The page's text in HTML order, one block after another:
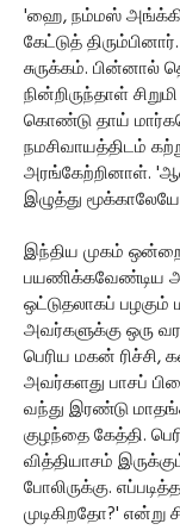
'ஹை, நம்மஸ்
கேட்டுத்
சுருக்கம். பின்னால்
நின்றிருந்தாள்
கொண்டு தாய்
நமசிவாயத்திடம்
அரங்கேற்றினாள்.
இழுத்து
இந்திய முகம்
பயணிக்கவேண்டிய
ஒட்டுதலாகப் பழகும்
அவர்களுக்கு ஒரு
பெரிய மகன் ரிச்சி,
அவர்களது பாசப்
வந்து இரண்டு
குழந்தை கேத்தி.
வித்தியாசம்
போலிருக்கு.
முடிகிறதோ?' என்று